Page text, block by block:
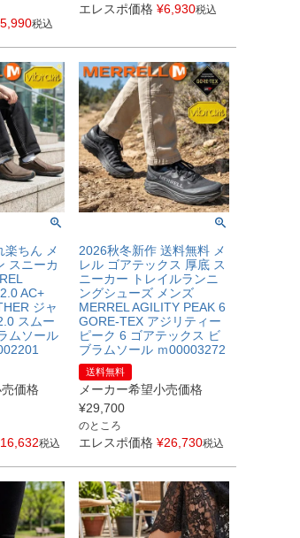
5,990税込
エレスポ価格 ¥6,930税込
楽ちん メ
スニーカ
AC+
ジャ
スムー
ムソール
価格
16,632税込
2026秋冬新作 送料無料 メ
レル ゴアテックス 厚底 ス
ニーカー トレイルランニ
ングシューズ メンズ
MERREL AGILITY PEAK 6
GORE-TEX アジリティー
ピーク 6 ゴアテックス ビ
ブラムソール ｍ00003272
送料無料
メーカー希望小売価格
¥29,700
のところ
エレスポ価格 ¥26,730税込